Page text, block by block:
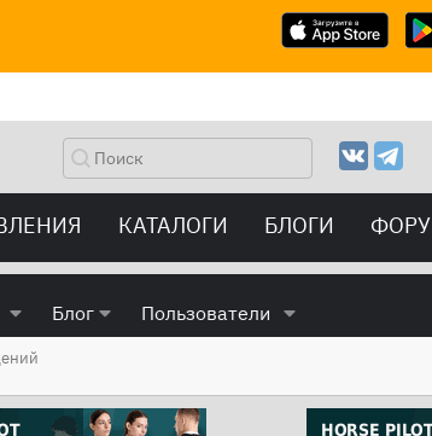
КАТАЛОГИ БЛОГИ
Блог Пользователи